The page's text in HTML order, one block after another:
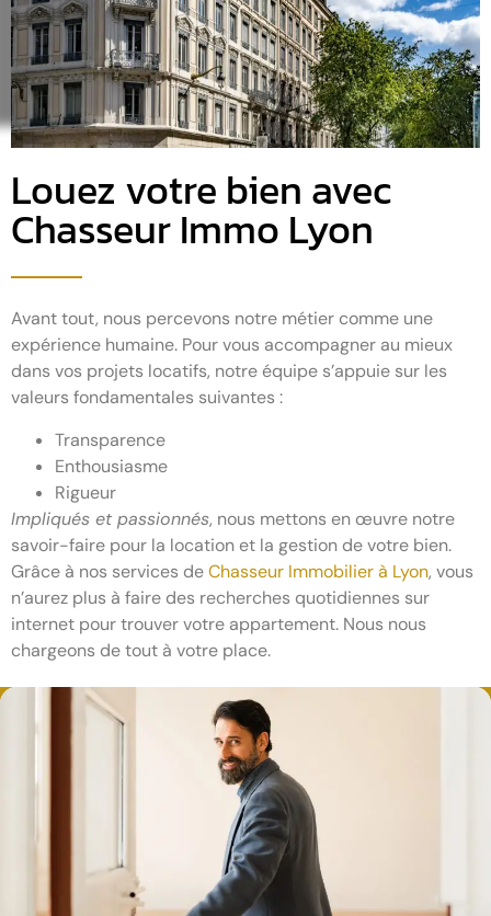
Louez votre bien avec
Chasseur Immo Lyon
Avant tout, nous percevons notre métier comme une
expérience humaine. Pour vous accompagner au mieux
dans vos projets locatifs, notre équipe s’appuie sur les
valeurs fondamentales suivantes :
Transparence
Enthousiasme
Rigueur
Impliqués et passionnés, nous mettons en œuvre notre
savoir-faire pour la location et la gestion de votre bien.
Grâce à nos services deChasseur Immobilier à Lyon, vous
n’aurez plus à faire des recherches quotidiennes sur
internet pour trouver votre appartement. Nous nous
chargeons de tout à votre place.